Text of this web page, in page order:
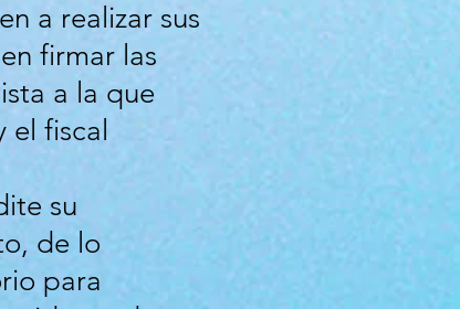
a realizar sus
firmar las
a la que
fiscal
su
de lo
para